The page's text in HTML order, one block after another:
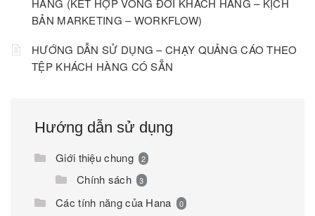
HÀNG (KẾT HỢP VÒNG ĐỜI KHÁCH HÀNG – KỊCH
BẢN MARKETING – WORKFLOW)
HƯỚNG DẪN SỬ DỤNG – CHẠY QUẢNG CÁO THEO
TỆP KHÁCH HÀNG CÓ SẴN
Hướng dẫn sử dụng
Giới thiệu chung 2
Chính sách 3
Các tính năng của Hana 0